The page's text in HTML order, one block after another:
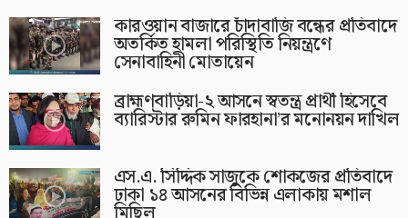
কারওয়ান বাজারে চাঁদাবাজি বন্ধের প্রতিবাদে
অতর্কিত হামলা পরিস্থিতি নিয়ন্ত্রণে
সেনাবাহিনী মোতায়েন
ব্রাহ্মণবাড়িয়া-২ আসনে স্বতন্ত্র প্রার্থী হিসেবে
ব্যারিস্টার রুমিন ফারহানা’র মনোনয়ন দাখিল
এস.এ. সিদ্দিক সাজুকে শোকজের প্রতিবাদে
ঢাকা ১৪ আসনের বিভিন্ন এলাকায় মশাল